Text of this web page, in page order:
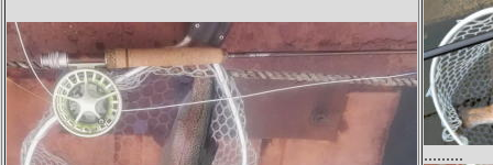
.........